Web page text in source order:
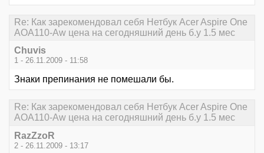
Re: Как зарекомендовал себя Нетбук Acer Aspire One
AOA110-Aw цена на сегодняшний день б.у 1.5 мес
Chuvis
1 - 26.11.2009 - 11:58
Знаки препинания не помешали бы.
Re: Как зарекомендовал себя Нетбук Acer Aspire One
AOA110-Aw цена на сегодняшний день б.у 1.5 мес
RazZzoR
2 - 26.11.2009 - 13:17